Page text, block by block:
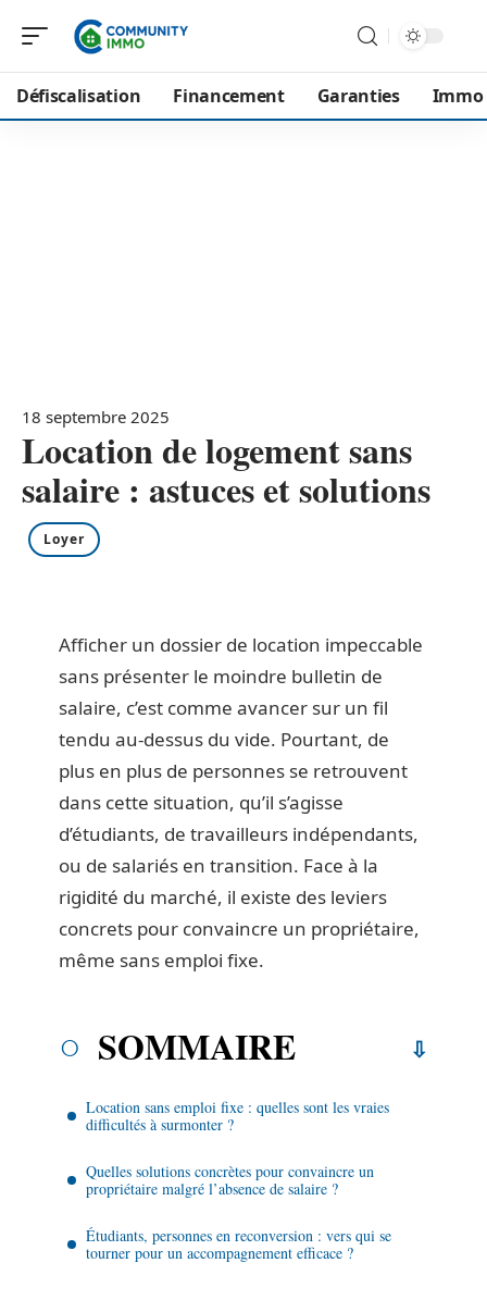
Défiscalisation Financement Garanties Immo
18 septembre 2025
Location de logement sans
salaire : astuces et solutions
Loyer
Afficher un dossier de location impeccable
sans présenter le moindre bulletin de
salaire, c’est comme avancer sur un fil
tendu au-dessus du vide. Pourtant, de
plus en plus de personnes se retrouvent
dans cette situation, qu’il s’agisse
d’étudiants, de travailleurs indépendants,
ou de salariés en transition. Face à la
rigidité du marché, il existe des leviers
concrets pour convaincre un propriétaire,
même sans emploi fixe.
SOMMAIRE
Location sans emploi fixe : quelles sont les vraies
difficultés à surmonter ?
Quelles solutions concrètes pour convaincre un
propriétaire malgré l’absence de salaire ?
Étudiants, personnes en reconversion : vers qui se
tourner pour un accompagnement efficace ?